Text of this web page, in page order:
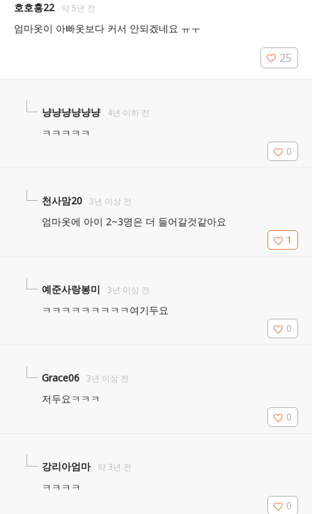
호호홍22 약 5년 전
엄마옷이 아빠옷보다 커서 안되겠네요 ㅠㅜ
25
냥냥냥냥냥냥 4년 이하 전
ㅋㅋㅋㅋㅋ
0
천사맘20 3년 이상 전
엄마옷에 아이 2~3명은 더 들어갈것같아요
1
예준사랑봉미 3년 이상 전
ㅋㅋㅋㅋㅋㅋㅋㅋㅋ여기두요
0
Grace06 3년 이상 전
저두요ㅋㅋㅋ
0
강리아엄마 약 3년 전
ㅋㅋㅋㅋ
0